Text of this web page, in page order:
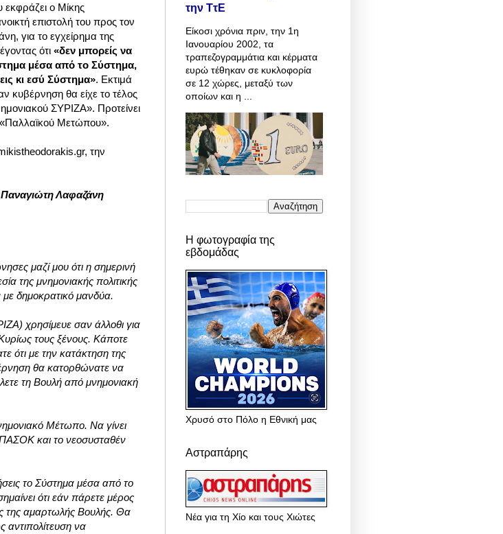
εκφράζει ο Μίκης
επιστολή του προς τον
για το εγχείρημα της
ότι«δεν μπορείς να
μέσα από το Σύστημα,
κι εσύ Σύστημα». Εκτιμά
κυβέρνηση θα είχε το τέλος
ΣΥΡΙΖΑ». Προτείνει
Μετώπου».
την
Λαφαζάνη
μαζί μου ότι η σημερινή
της μνημονιακής πολιτικής
δημοκρατικό μανδύα.
χρησίμευε σαν άλλοθι για
τους ξένους. Κάποτε
ότι με την κατάκτηση της
θα κατορθώνατε να
τη Βουλή από μνημονιακή
Μέτωπο. Να γίνει
ΠΑΣΟΚ και το νεοσυσταθέν
το Σύστημα μέσα από το
ότι εάν πάρετε μέρος
της αμαρτωλής Βουλής. Θα
να
την ΤτΕ
Είκοσι χρόνια πριν, την 1η
Ιανουαρίου 2002, τα
τραπεζογραμμάτια και κέρματα
ευρώ τέθηκαν σε κυκλοφορία
σε 12 χώρες, μεταξύ των
οποίων και η ...
Η φωτογραφία της
εβδομάδας
Χρυσό στο Πόλο η Εθνική μας
Αστραπάρης
Νέα για τη Χίο και τους Χιώτες